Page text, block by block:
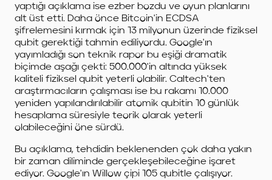
yaptığı açıklama ise ezber bozdu ve oyun planlarını
alt üst etti. Daha önce Bitcoin'in ECDSA
şifrelemesini kırmak için 13 milyonun üzerinde fiziksel
qubit gerektiği tahmin ediliyordu. Google'ın
yayımladığı son teknik rapor bu eşiği dramatik
biçimde aşağı çekti: 500.000'in altında yüksek
kaliteli fiziksel qubit yeterli olabilir. Caltech'ten
araştırmacıların çalışması ise bu rakamı 10.000
yeniden yapılandırılabilir atomik qubitin 10 günlük
hesaplama süresiyle teorik olarak yeterli
olabileceğini öne sürdü.
Bu açıklama, tehdidin beklenenden çok daha yakın
bir zaman diliminde gerçekleşebileceğine işaret
ediyor. Google'ın Willow çipi 105 qubitle çalışıyor.